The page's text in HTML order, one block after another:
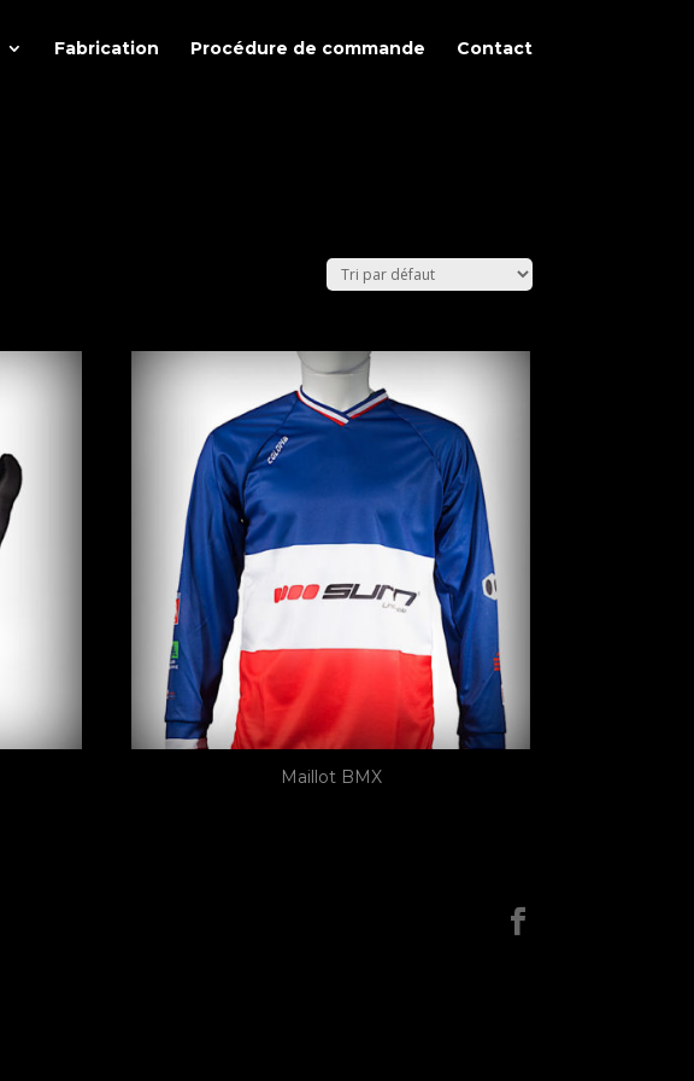
Fabrication Procédure de commande Contact
Maillot BMX